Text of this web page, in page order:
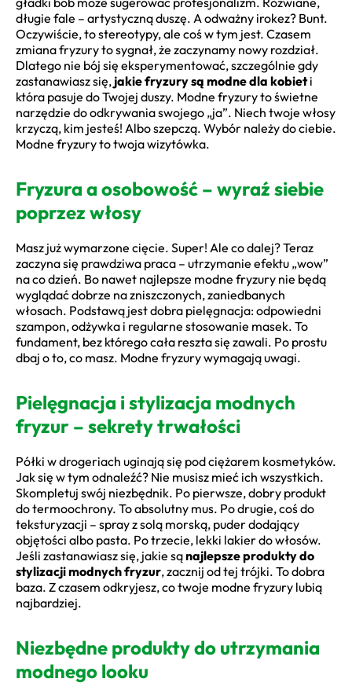
długie fale – artystyczną duszę. A odważny irokez? Bunt.
Oczywiście, to stereotypy, ale coś w tym jest. Czasem
zmiana fryzury to sygnał, że zaczynamy nowy rozdział.
Dlatego nie bój się eksperymentować, szczególnie gdy
zastanawiasz się, jakie fryzury są modne dla kobieti
która pasuje do Twojej duszy. Modne fryzury to świetne
narzędzie do odkrywania swojego „ja”. Niech twoje włosy
krzyczą, kim jesteś! Albo szepczą. Wybór należy do ciebie.
Modne fryzury to twoja wizytówka.
Fryzura a osobowość – wyraź siebie
poprzez włosy
Masz już wymarzone cięcie. Super! Ale co dalej? Teraz
zaczyna się prawdziwa praca – utrzymanie efektu „wow”
na co dzień. Bo nawet najlepsze modne fryzury nie będą
wyglądać dobrze na zniszczonych, zaniedbanych
włosach. Podstawą jest dobra pielęgnacja: odpowiedni
szampon, odżywka i regularne stosowanie masek. To
fundament, bez którego cała reszta się zawali. Po prostu
dbaj o to, co masz. Modne fryzury wymagają uwagi.
Pielęgnacja i stylizacja modnych
fryzur – sekrety trwałości
Półki w drogeriach uginają się pod ciężarem kosmetyków.
Jak się w tym odnaleźć? Nie musisz mieć ich wszystkich.
Skompletuj swój niezbędnik. Po pierwsze, dobry produkt
do termoochrony. To absolutny mus. Po drugie, coś do
teksturyzacji – spray z solą morską, puder dodający
objętości albo pasta. Po trzecie, lekki lakier do włosów.
Jeśli zastanawiasz się, jakie sąnajlepsze produkty do
stylizacji modnych fryzur, zacznij od tej trójki. To dobra
baza. Z czasem odkryjesz, co twoje modne fryzury lubią
najbardziej.
Niezbędne produkty do utrzymania
modnego looku